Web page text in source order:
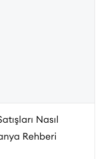
Nasıl
Rehberi